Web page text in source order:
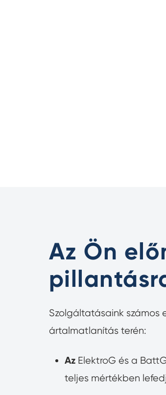
Az Ön
Szolgáltatásaink számos
ártalmatlanítás terén:
Az ElektroG és a
teljes mértékben